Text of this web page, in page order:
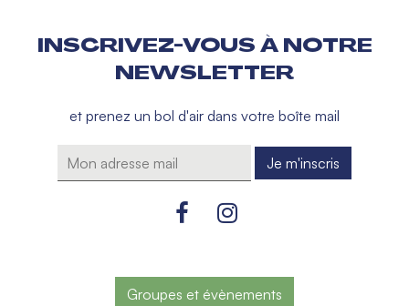
INSCRIVEZ-VOUS À NOTRE
NEWSLETTER
et prenez un bol d'air dans votre boîte mail
Groupes et évènements